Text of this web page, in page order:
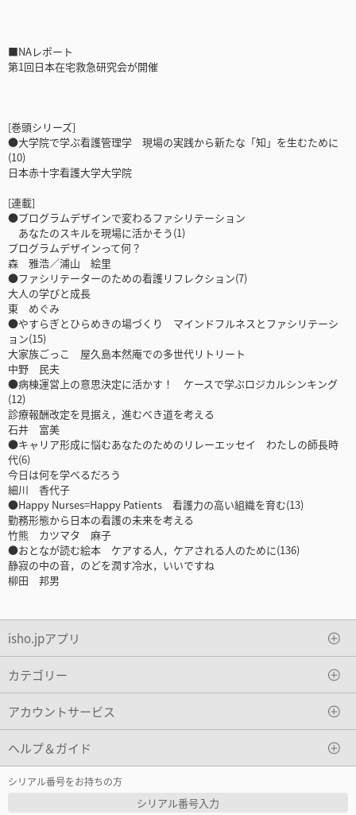
■NAレポート
第1回日本在宅救急研究会が開催
[巻頭シリーズ]
●大学院で学ぶ看護管理学 現場の実践から新たな「知」を生むために
(10)
日本赤十字看護大学大学院
[連載]
●プログラムデザインで変わるファシリテーション
あなたのスキルを現場に活かそう(1)
プログラムデザインって何？
森 雅浩／浦山 絵里
●ファシリテーターのための看護リフレクション(7)
大人の学びと成長
東 めぐみ
●やすらぎとひらめきの場づくり マインドフルネスとファシリテーシ
ョン(15)
大家族ごっこ 屋久島本然庵での多世代リトリート
中野 民夫
●病棟運営上の意思決定に活かす！ ケースで学ぶロジカルシンキング
(12)
診療報酬改定を見据え，進むべき道を考える
石井 富美
●キャリア形成に悩むあなたのためのリレーエッセイ わたしの師長時
代(6)
今日は何を学べるだろう
細川 香代子
●Happy Nurses=Happy Patients 看護力の高い組織を育む(13)
勤務形態から日本の看護の未来を考える
竹熊 カツマタ 麻子
●おとなが読む絵本 ケアする人，ケアされる人のために(136)
静寂の中の音，のどを潤す冷水，いいですね
柳田 邦男
isho.jpアプリ
カテゴリー
アカウントサービス
ヘルプ＆ガイド
シリアル番号をお持ちの方
シリアル番号入力